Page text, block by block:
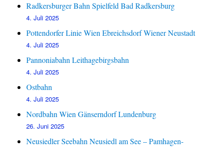
Radkersburger Bahn Spielfeld Bad Radkersburg
4. Juli 2025
Pottendorfer Linie Wien Ebreichsdorf Wiener Neustadt
4. Juli 2025
Pannoniabahn Leithagebirgsbahn
4. Juli 2025
Ostbahn
4. Juli 2025
Nordbahn Wien Gänserndorf Lundenburg
26. Juni 2025
Neusiedler Seebahn Neusiedl am See – Pamhagen-